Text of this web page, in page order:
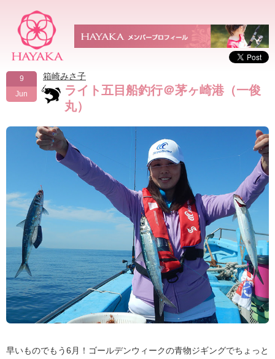
9
Jun
箱崎みさ子
ライト五目船釣行＠茅ヶ崎港（一俊
丸）
早いものでもう6月！ゴールデンウィークの青物ジギングでちょっと